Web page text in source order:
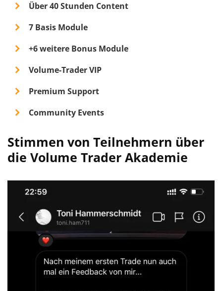
Über 40 Stunden Content
7 Basis Module
+6 weitere Bonus Module
Volume-Trader VIP
Premium Support
Community Events
Stimmen von Teilnehmern über
die Volume Trader Akademie